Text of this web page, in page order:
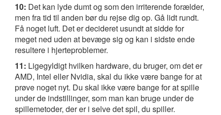
10: Det kan lyde dumt og som den irriterende forælder,
men fra tid til anden bør du rejse dig op. Gå lidt rundt.
Få noget luft. Det er decideret usundt at sidde for
meget ned uden at bevæge sig og kan i sidste ende
resultere i hjerteproblemer.
11: Ligegyldigt hvilken hardware, du bruger, om det er
AMD, Intel eller Nvidia, skal du ikke være bange for at
prøve noget nyt. Du skal ikke være bange for at spille
under de indstillinger, som man kan bruge under de
spillemetoder, der er i selve det spil, du spiller.